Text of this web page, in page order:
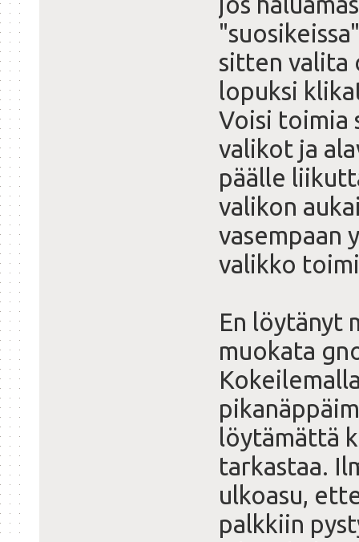
sitten valita
lopuksi
Voisi toimia
valikot ja
päälle
valikon
vasempaan
valikko
En löytänyt
muokata
löytämättä
tarkastaa.
ulkoasu,
palkkiin